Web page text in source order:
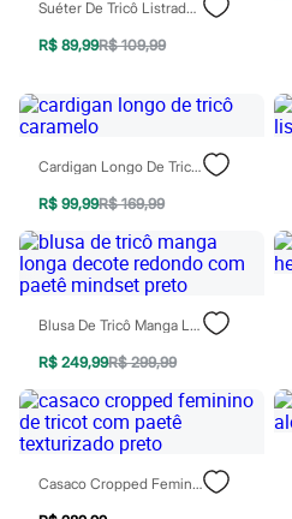
Calçados
Botas
Sandálias
Sapatilhas
Marcas
City
Clock House
Mindset
Sawary
Yessica
Moda esportiva
Acessórios
Calçados
Leggings
Shorts e Bermudas
Tops
Moda íntima
Calcinhas
Cintas e Modeladores
Suéter De Tricô Listrado Decote Redondo Bege Claro
R$ 89,99R$ 109,99
Cardigan Longo De Tricô Caramelo
R$ 99,99R$ 169,99
Blusa De Tricô Manga Longa Decote Redondo Com Paetê Mindset Preto
R$ 249,99R$ 299,99
Casaco Cropped Feminino De Tricot Com Paetê Texturizado Preto